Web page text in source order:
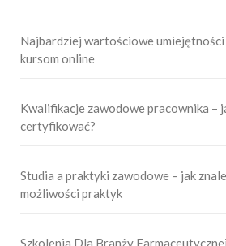
Najbardziej wartościowe
kursom online
Kwalifikacje zawodowe pracownika –
certyfikować?
Studia a praktyki zawodowe – jak
możliwości praktyk